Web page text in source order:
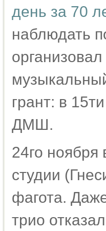
день за 70
наблюдать
грант: в
ДМШ.
24го
студии
фагота.
трио